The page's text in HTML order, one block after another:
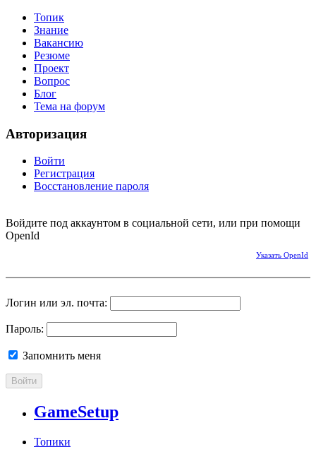
Топик
Знание
Вакансию
Резюме
Проект
Вопрос
Блог
Тема на форум
Авторизация
Войти
Регистрация
Восстановление пароля
Войдите под аккаунтом в социальной сети, или при помощи
OpenId
Указать OpenId
Логин или эл. почта:
Пароль:
Запомнить меня
Войти
GameSetup
Топики